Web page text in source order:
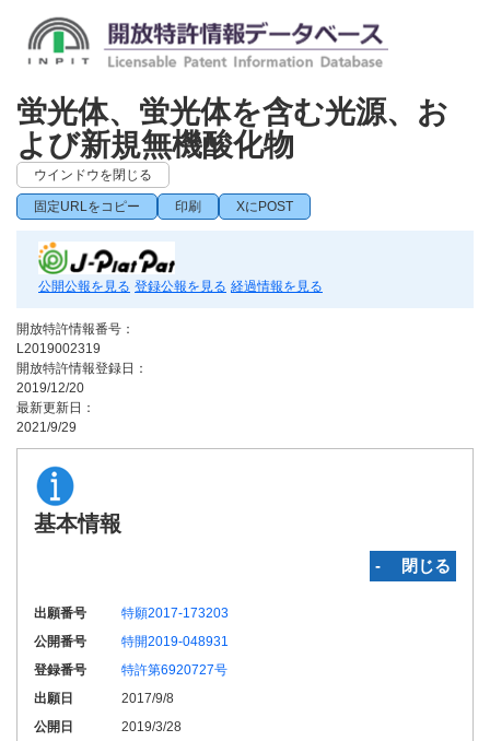
蛍光体、蛍光体を含む光源、お
よび新規無機酸化物
ウインドウを閉じる
固定URLをコピー 印刷 XにPOST
公開公報を見る 登録公報を見る 経過情報を見る
開放特許情報番号：
L2019002319
開放特許情報登録日：
2019/12/20
最新更新日：
2021/9/29
基本情報
‐ 閉じる
出願番号
特願2017-173203
公開番号
特開2019-048931
登録番号
特許第6920727号
出願日
2017/9/8
公開日
2019/3/28